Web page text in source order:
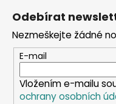
Odebírat
Nezmeškejte žádné
E-mail
Vložením e-mailu
ochrany osobních